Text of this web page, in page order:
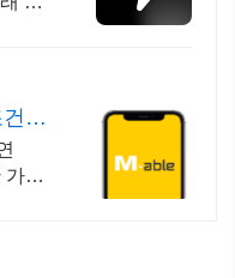
없
가입